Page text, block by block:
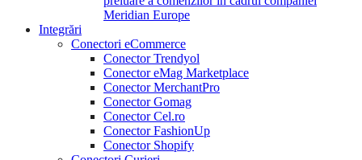
Meridian Europe
Integrări
Conectori eCommerce
Conector Trendyol
Conector eMag Marketplace
Conector MerchantPro
Conector Gomag
Conector Cel.ro
Conector FashionUp
Conector Shopify